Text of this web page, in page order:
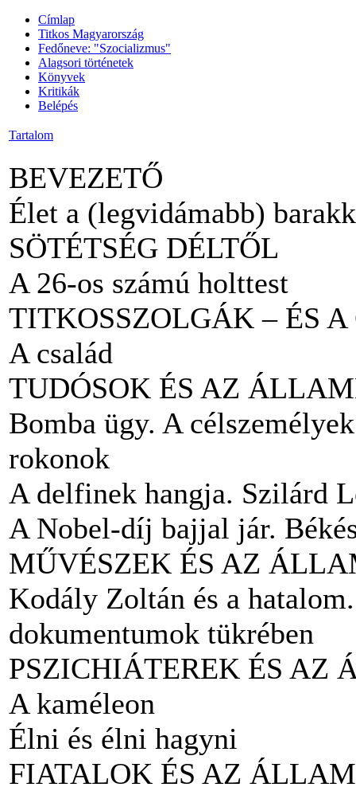
Címlap
Titkos Magyarország
Fedőneve: "Szocializmus"
Alagsori történetek
Könyvek
Kritikák
Belépés
Tartalom
BEVEZETŐ
Élet a (legvidámabb)
SÖTÉTSÉG DÉLTŐL
A 26-os számú holttest
TITKOSSZOLGÁK – ÉS A
A család
TUDÓSOK ÉS AZ
Bomba ügy. A
rokonok
A delfinek hangja. Szilárd
A Nobel-díj bajjal jár.
MŰVÉSZEK ÉS AZ
Kodály Zoltán és a
dokumentumok tükrében
PSZICHIÁTEREK ÉS AZ
A kaméleon
Élni és élni hagyni
FIATALOK ÉS AZ